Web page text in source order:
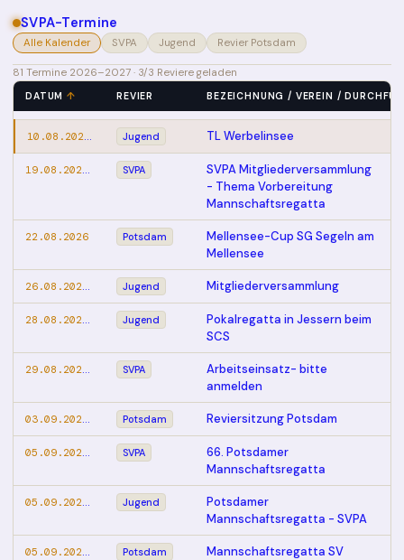
SVPA-Termine
Alle Kalender SVPA Jugend Revier Potsdam
81 Termine 2026–2027 · 3/3 Reviere geladen
DATUM REVIER BEZEICHNUNG / VEREIN /
11.07.2026 – 17.07.2026 Potsdam
Trainingslager Kinder/Jugend
Werder
Bürgermeisterpokal SG Segeln
am Mellensee
10.08.2026 – 14.08.2026 Jugend TL Werbelinsee
19.08.2026 – 19.08.2026 SVPA
SVPA Mitgliederversammlung
- Thema Vorbereitung
Mannschaftsregatta
22.08.2026 Potsdam
Mellensee-Cup SG Segeln am
Mellensee
26.08.2026 – 26.08.2026 Jugend Mitgliederversammlung
28.08.2026 – 29.08.2026 Jugend
Pokalregatta in Jessern beim
SCS
29.08.2026 – 29.08.2026 SVPA
Arbeitseinsatz- bitte
anmelden
03.09.2026 – 03.09.2026 Potsdam Reviersitzung Potsdam
05.09.2026 – 06.09.2026 SVPA
66. Potsdamer
Mannschaftsregatta
05.09.2026 – 06.09.2026 Jugend
Potsdamer
Mannschaftsregatta - SVPA
05.09.2026 – 06.09.2026 Potsdam
Mannschaftsregatta SV